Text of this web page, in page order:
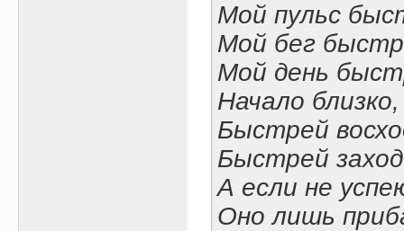
Мой пульс
Мой бег
Мой день
Начало
Быстрей
Быстрей
А если не
Оно лишь